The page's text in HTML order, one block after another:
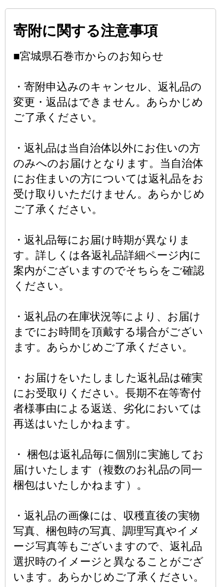
寄附に関する注意事項
■宮城県石巻市からのお知らせ
・寄附申込みのキャンセル、返礼品の
変更・返品はできません。あらかじめ
ご了承ください。
・返礼品は当自治体以外にお住いの方
のみへのお届けとなります。当自治体
にお住まいの方については返礼品をお
受け取りいただけません。あらかじめ
ご了承ください。
・返礼品毎にお届け時期が異なりま
す。詳しくは各返礼品詳細ページ内に
案内がございますのでそちらをご確認
ください。
・返礼品の在庫状況等により、お届け
までにお時間を頂戴する場合がござい
ます。あらかじめご了承ください。
・お届けをいたしました返礼品は確実
にお受取りください。長期不在等寄付
者様事由による返送、劣化においては
再送はいたしかねます。
・ 梱包は返礼品毎に個別に実施してお
届けいたします（複数のお礼品の同一
梱包はいたしかねます）。
・返礼品の画像には、収穫直後の実物
写真、梱包時の写真、調理写真やイメ
ージ写真等もございますので、返礼品
選択時のイメージと異なることがござ
います。あらかじめご了承ください。